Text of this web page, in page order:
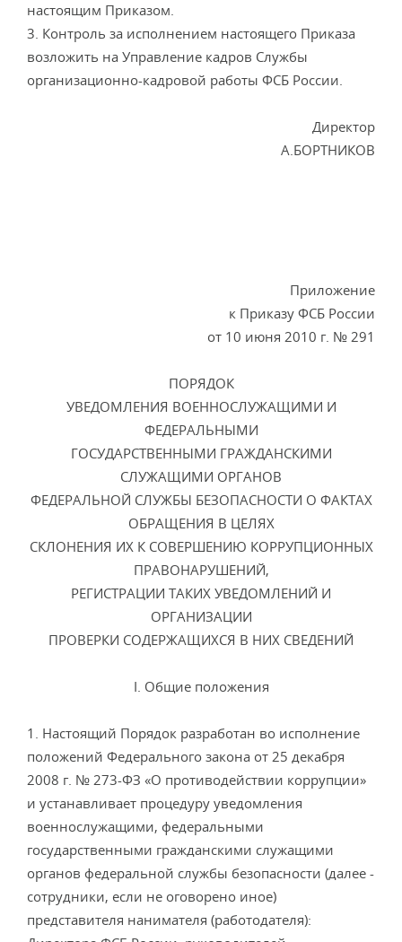
настоящим Приказом.
3. Контроль за исполнением настоящего Приказа
возложить на Управление кадров Службы
организационно-кадровой работы ФСБ России.
Директор
А.БОРТНИКОВ
Приложение
к Приказу ФСБ России
от 10 июня 2010 г. № 291
ПОРЯДОК
УВЕДОМЛЕНИЯ ВОЕННОСЛУЖАЩИМИ И
ФЕДЕРАЛЬНЫМИ
ГОСУДАРСТВЕННЫМИ ГРАЖДАНСКИМИ
СЛУЖАЩИМИ ОРГАНОВ
ФЕДЕРАЛЬНОЙ СЛУЖБЫ БЕЗОПАСНОСТИ О ФАКТАХ
ОБРАЩЕНИЯ В ЦЕЛЯХ
СКЛОНЕНИЯ ИХ К СОВЕРШЕНИЮ КОРРУПЦИОННЫХ
ПРАВОНАРУШЕНИЙ,
РЕГИСТРАЦИИ ТАКИХ УВЕДОМЛЕНИЙ И
ОРГАНИЗАЦИИ
ПРОВЕРКИ СОДЕРЖАЩИХСЯ В НИХ СВЕДЕНИЙ
I. Общие положения
1. Настоящий Порядок разработан во исполнение
положений Федерального закона от 25 декабря
2008 г. № 273-ФЗ «О противодействии коррупции»
и устанавливает процедуру уведомления
военнослужащими, федеральными
государственными гражданскими служащими
органов федеральной службы безопасности (далее -
сотрудники, если не оговорено иное)
представителя нанимателя (работодателя):